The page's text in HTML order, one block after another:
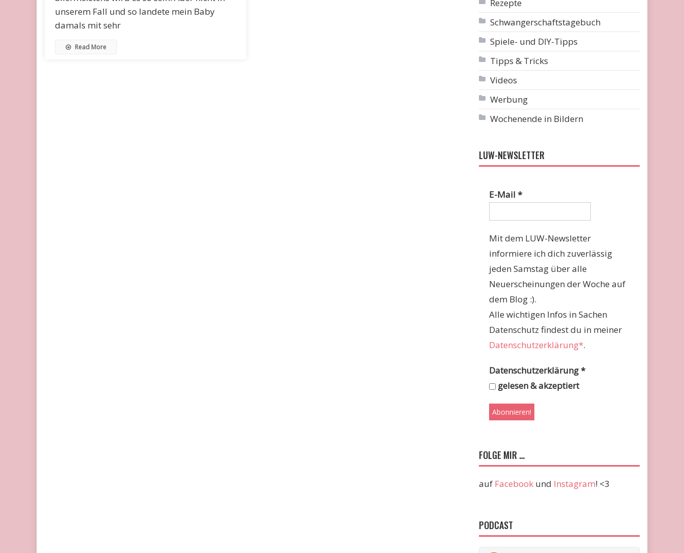
unserem Fall und so landete mein Baby
damals mit sehr
Read More
Rezepte
Schwangerschaftstagebuch
Spiele- und DIY-Tipps
Tipps & Tricks
Videos
Werbung
Wochenende in Bildern
LUW-NEWSLETTER
E-Mail*
Mit dem LUW-Newsletter
informiere ich dich zuverlässig
jeden Samstag über alle
Neuerscheinungen der Woche auf
dem Blog :).
Alle wichtigen Infos in Sachen
Datenschutz findest du in meiner
Datenschutzerklärung*.
Datenschutzerklärung*
gelesen & akzeptiert
FOLGE MIR …
auf Facebook und Instagram! <3
PODCAST